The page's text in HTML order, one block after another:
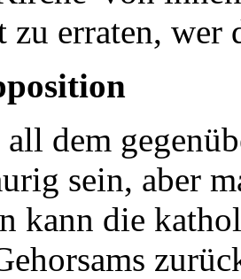
zu erraten, wer
all dem
sein, aber
kann die